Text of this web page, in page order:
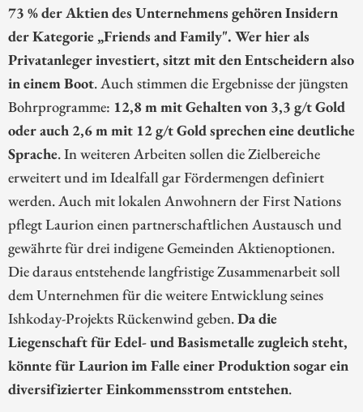
73 % der Aktien des Unternehmens gehören Insidern
der Kategorie „Friends and Family". Wer hier als
Privatanleger investiert, sitzt mit den Entscheidern also
in einem Boot. Auch stimmen die Ergebnisse der jüngsten
Bohrprogramme: 12,8 m mit Gehalten von 3,3 g/t Gold
oder auch 2,6 m mit 12 g/t Gold sprechen eine deutliche
Sprache. In weiteren Arbeiten sollen die Zielbereiche
erweitert und im Idealfall gar Fördermengen definiert
werden. Auch mit lokalen Anwohnern der First Nations
pflegt Laurion einen partnerschaftlichen Austausch und
gewährte für drei indigene Gemeinden Aktienoptionen.
Die daraus entstehende langfristige Zusammenarbeit soll
dem Unternehmen für die weitere Entwicklung seines
Ishkoday-Projekts Rückenwind geben.Da die
Liegenschaft für Edel- und Basismetalle zugleich steht,
könnte für Laurion im Falle einer Produktion sogar ein
diversifizierter Einkommensstrom entstehen.